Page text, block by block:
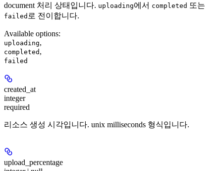
document 처리 상태입니다. uploading에서 completed 또는
failed 로 전이합니다.
Available options:
uploading,
completed ,
failed
created_at
integer
required
리소스 생성 시각입니다. unix milliseconds 형식입니다.
upload_percentage